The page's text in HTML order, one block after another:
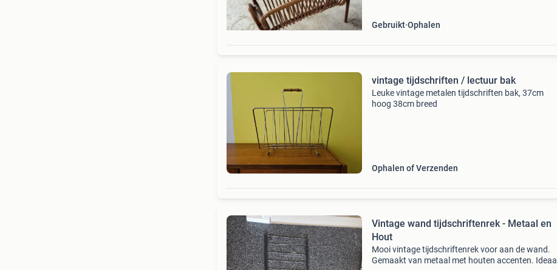
Gebruikt Ophalen
vintage tijdschriften / lectuur bak
Leuke vintage metalen tijdschriften bak, 37cm
hoog 38cm breed
Ophalen of Verzenden
Vintage wand tijdschriftenrek - Metaal en
Hout
Mooi vintage tijdschriftenrek voor aan de wand.
Gemaakt van metaal met houten accenten. Ideaal